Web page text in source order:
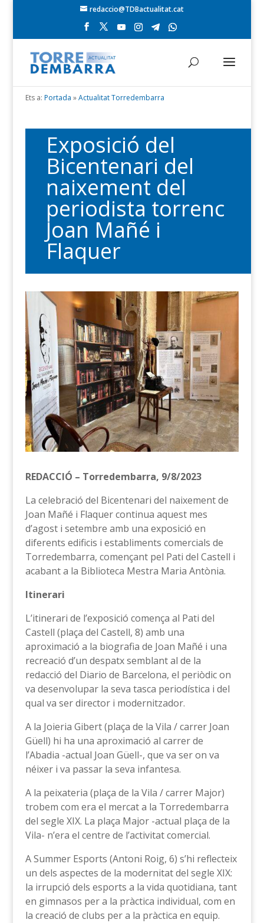
redaccio@TDBactualitat.cat
Ets a: Portada »Actualitat Torredembarra
Exposició del
Bicentenari del
naixement del
periodista torrenc
Joan Mañé i
Flaquer
REDACCIÓ – Torredembarra, 9/8/2023
La celebració del Bicentenari del naixement de
Joan Mañé i Flaquer continua aquest mes
d’agost i setembre amb una exposició en
diferents edificis i establiments comercials de
Torredembarra, començant pel Pati del Castell i
acabant a la Biblioteca Mestra Maria Antònia.
Itinerari
L’itinerari de l’exposició comença al Pati del
Castell (plaça del Castell, 8) amb una
aproximació a la biografia de Joan Mañé i una
recreació d’un despatx semblant al de la
redacció del Diario de Barcelona, el periòdic on
va desenvolupar la seva tasca periodística i del
qual va ser director i modernitzador.
A la Joieria Gibert (plaça de la Vila / carrer Joan
Güell) hi ha una aproximació al carrer de
l’Abadia -actual Joan Güell-, que va ser on va
néixer i va passar la seva infantesa.
A la peixateria (plaça de la Vila / carrer Major)
trobem com era el mercat a la Torredembarra
del segle XIX. La plaça Major -actual plaça de la
Vila- n’era el centre de l’activitat comercial.
A Summer Esports (Antoni Roig, 6) s’hi reflecteix
un dels aspectes de la modernitat del segle XIX:
la irrupció dels esports a la vida quotidiana, tant
en gimnasos per a la pràctica individual, com en
la creació de clubs per a la pràctica en equip.